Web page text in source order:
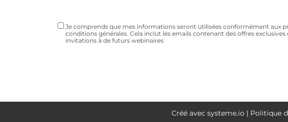
Je comprends que mes informations seront utilisées conformément aux
conditions générales. Cela inclut les emails contenant des offres exclusives
invitations à de futurs webinaires
Créé avec systeme.io | Politique